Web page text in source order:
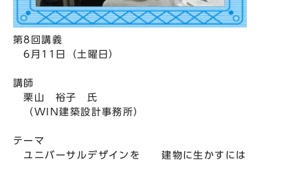
第8回講義
6月11日（土曜日）
講師
栗山 裕子 氏
（WIN建築設計事務所）
テーマ
ユニバーサルデザインを 建物に生かすには